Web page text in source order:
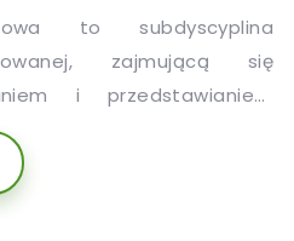
to subdyscyplina
zajmującą się
i przedstawianiem
sądowych. Przedmiotem
sądowego,
sądowym z zakresu